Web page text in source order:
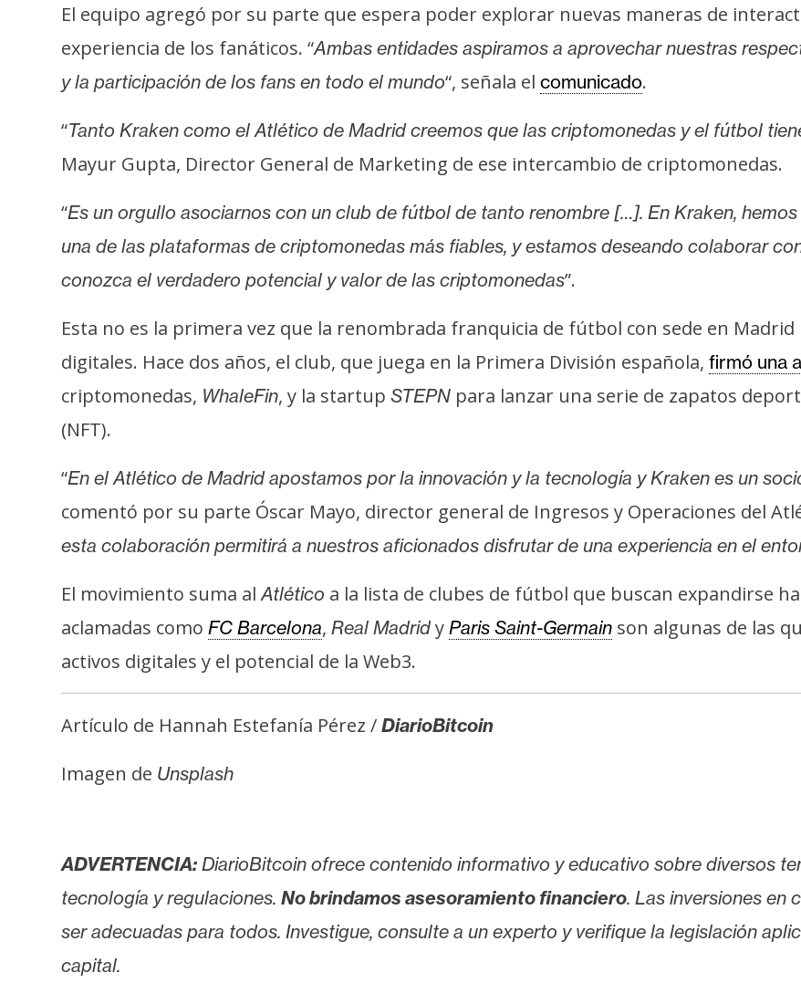
R
c
u
r
s
s
C
n
t
c
t
y
P
b
i
c
d
a
d
El equipo agregó por su parte que espera poder explorar nuevas maneras de
experiencia de los fanáticos. “Ambas entidades aspiramos a aprovechar nuestras
y la participación de los fans en todo el mundo“, señala el comunicado.
“Tanto Kraken como el Atlético de Madrid creemos que las criptomonedas y el fútbol
Mayur Gupta, Director General de Marketing de ese intercambio de criptomonedas.
“Es un orgullo asociarnos con un club de fútbol de tanto renombre […]. En Kraken,
una de las plataformas de criptomonedas más fiables, y estamos deseando colaborar
conozca el verdadero potencial y valor de las criptomonedas”.
Esta no es la primera vez que la renombrada franquicia de fútbol con sede en
digitales. Hace dos años, el club, que juega en la Primera División española, firmó una
criptomonedas, WhaleFin, y la startup STEPN para lanzar una serie de zapatos
(NFT).
“En el Atlético de Madrid apostamos por la innovación y la tecnología y Kraken es un
comentó por su parte Óscar Mayo, director general de Ingresos y Operaciones del
esta colaboración permitirá a nuestros aficionados disfrutar de una experiencia en el
El movimiento suma alAtlético a la lista de clubes de fútbol que buscan expandirse
aclamadas como FC Barcelona, Real Madridy Paris Saint-Germain son algunas de las
activos digitales y el potencial de la Web3.
Artículo de Hannah Estefanía Pérez / DiarioBitcoin
Imagen de Unsplash
ADVERTENCIA: DiarioBitcoin ofrece contenido informativo y educativo sobre diversos
tecnología y regulaciones. No brindamos asesoramiento financiero. Las inversiones en
ser adecuadas para todos. Investigue, consulte a un experto y verifique la legislación
capital.